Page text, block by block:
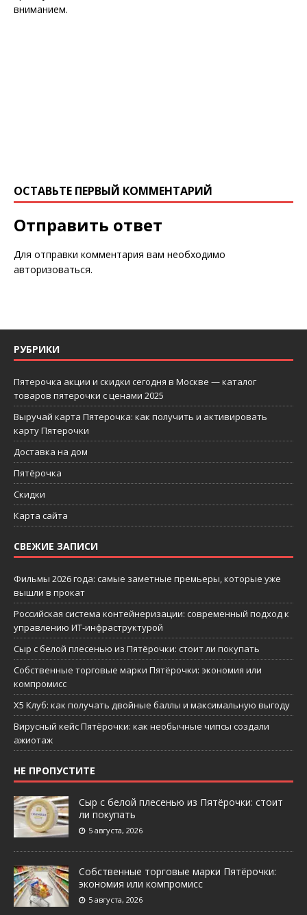
вниманием.
ОСТАВЬТЕ ПЕРВЫЙ КОММЕНТАРИЙ
Отправить ответ
Для отправки комментария вам необходимо
авторизоваться.
РУБРИКИ
Пятерочка акции и скидки сегодня в Москве — каталог
товаров пятерочки с ценами 2025
Выручай карта Пятерочка: как получить и активировать
карту Пятерочки
Доставка на дом
Пятёрочка
Скидки
Карта сайта
СВЕЖИЕ ЗАПИСИ
Фильмы 2026 года: самые заметные премьеры, которые уже
вышли в прокат
Российская система контейнеризации: современный подход к
управлению ИТ-инфраструктурой
Сыр с белой плесенью из Пятёрочки: стоит ли покупать
Собственные торговые марки Пятёрочки: экономия или
компромисс
X5 Клуб: как получать двойные баллы и максимальную выгоду
Вирусный кейс Пятёрочки: как необычные чипсы создали
ажиотаж
НЕ ПРОПУСТИТЕ
Сыр с белой плесенью из Пятёрочки: стоит
ли покупать
5 августа, 2026
Собственные торговые марки Пятёрочки:
экономия или компромисс
5 августа, 2026